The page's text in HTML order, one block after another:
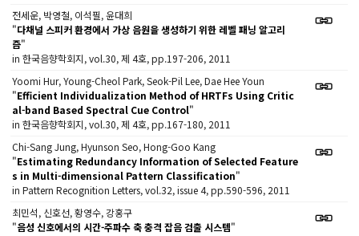
전세운, 박영철, 이석필, 윤대희
"다채널 스피커 환경에서 가상 음원을 생성하기 위한 레벨 패닝 알고리
즘"
in 한국음향학회지, vol.30, 제 4호, pp.197-206, 2011
Yoomi Hur, Young-Cheol Park, Seok-Pil Lee, Dae Hee Youn
"Efficient Individualization Method of HRTFs Using Critic
al-band Based Spectral Cue Control"
in 한국음향학회지, vol.30, 제 4호, pp.167-180, 2011
Chi-Sang Jung, Hyunson Seo, Hong-Goo Kang
"Estimating Redundancy Information of Selected Feature
s in Multi-dimensional Pattern Classification"
in Pattern Recognition Letters, vol.32, issue 4, pp.590-596, 2011
최민석, 신호선, 황영수, 강홍구
"음성 신호에서의 시간-주파수 축 충격 잡음 검출 시스템"